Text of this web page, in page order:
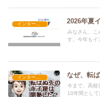
2026年夏
みなさん、こ
す。今年もイ
インターンシップ他 なぜ、転
今まで、高校
10年間とし